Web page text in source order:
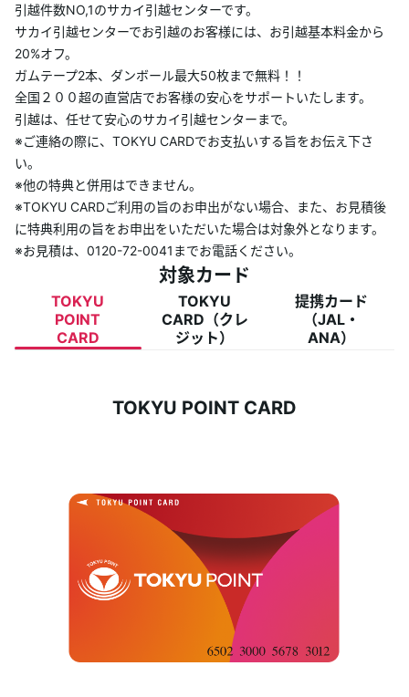
ランクアッププログラム
キャンペーン
TOKYU POINT加盟店
よくあるご質問
引越件数NO,1のサカイ引越センターです。
サカイ引越センターでお引越のお客様には、お引越基本料金から
20%オフ。
ガムテープ2本、ダンボール最大50枚まで無料！！
全国２００超の直営店でお客様の安心をサポートいたします。
引越は、任せて安心のサカイ引越センターまで。
※ご連絡の際に、TOKYU CARDでお支払いする旨をお伝え下さ
い。
※他の特典と併用はできません。
※TOKYU CARDご利用の旨のお申出がない場合、また、お見積後
に特典利用の旨をお申出をいただいた場合は対象外となります。
※お見積は、0120-72-0041までお電話ください。
対象カード
TOKYU
POINT
CARD
TOKYU
CARD（クレ
ジット）
提携カード
（JAL・
ANA）
TOKYU POINT CARD